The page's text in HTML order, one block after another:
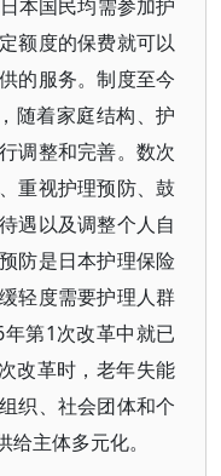
本国民均需参加护
额度的保费就可以
的服务。制度至今
随着家庭结构、护
调整和完善。数次
重视护理预防、鼓
遇以及调整个人自
防是日本护理保险
轻度需要护理人群
第1次改革中就已
改革时，老年失能
织、社会团体和个
主体多元化。